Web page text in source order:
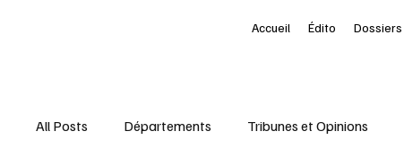
Accueil Édito
All Posts Départements Tribunes et Opinions